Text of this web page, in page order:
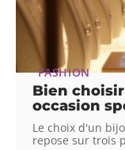
FASHION
Bien
occasion
Le choix d'un
repose sur trois